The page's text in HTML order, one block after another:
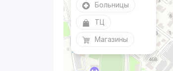
Больницы
ТЦ
Магазины